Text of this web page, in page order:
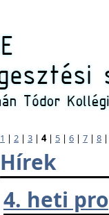
1 | 2 | 3 | 4| 5 | 6 | 7 | 8
Hírek
4. heti